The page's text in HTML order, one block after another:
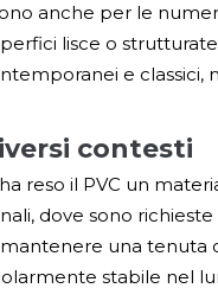
anche per le
lisce o
e classici,
contesti
reso il PVC un
dove sono
una
stabile nel